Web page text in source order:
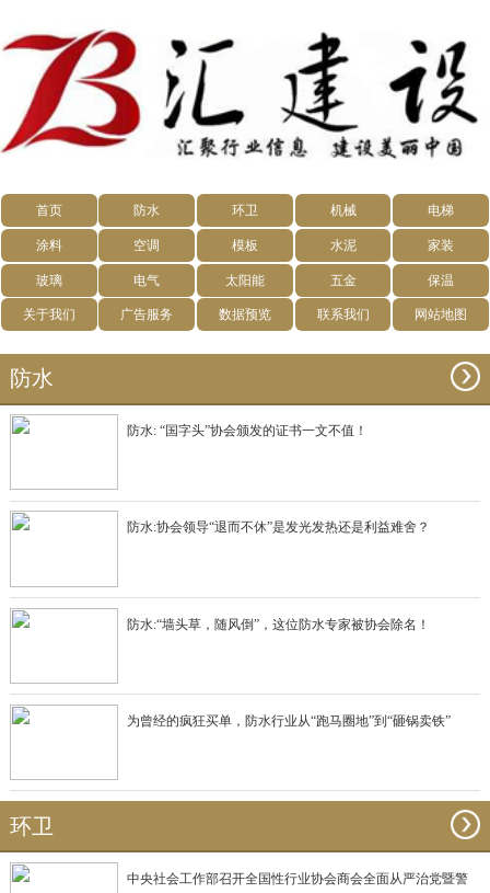
首页 防水 环卫 机械 电梯
涂料 空调 模板 水泥 家装
玻璃 电气 太阳能 五金 保温
关于我们 广告服务 数据预览 联系我们 网站地图
防水
防水: “国字头”协会颁发的证书一文不值！
防水:协会领导“退而不休”是发光发热还是利益难舍？
防水:“墙头草，随风倒”，这位防水专家被协会除名！
为曾经的疯狂买单，防水行业从“跑马圈地”到“砸锅卖铁”
环卫
中央社会工作部召开全国性行业协会商会全面从严治党暨警